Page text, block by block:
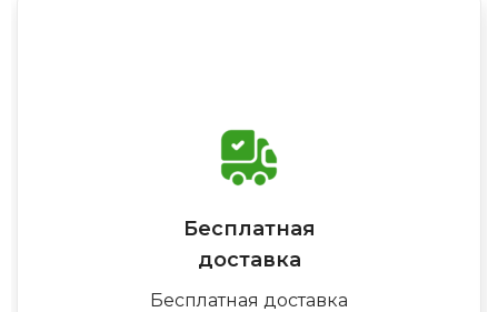
Бесплатная
доставка
Бесплатная доставка